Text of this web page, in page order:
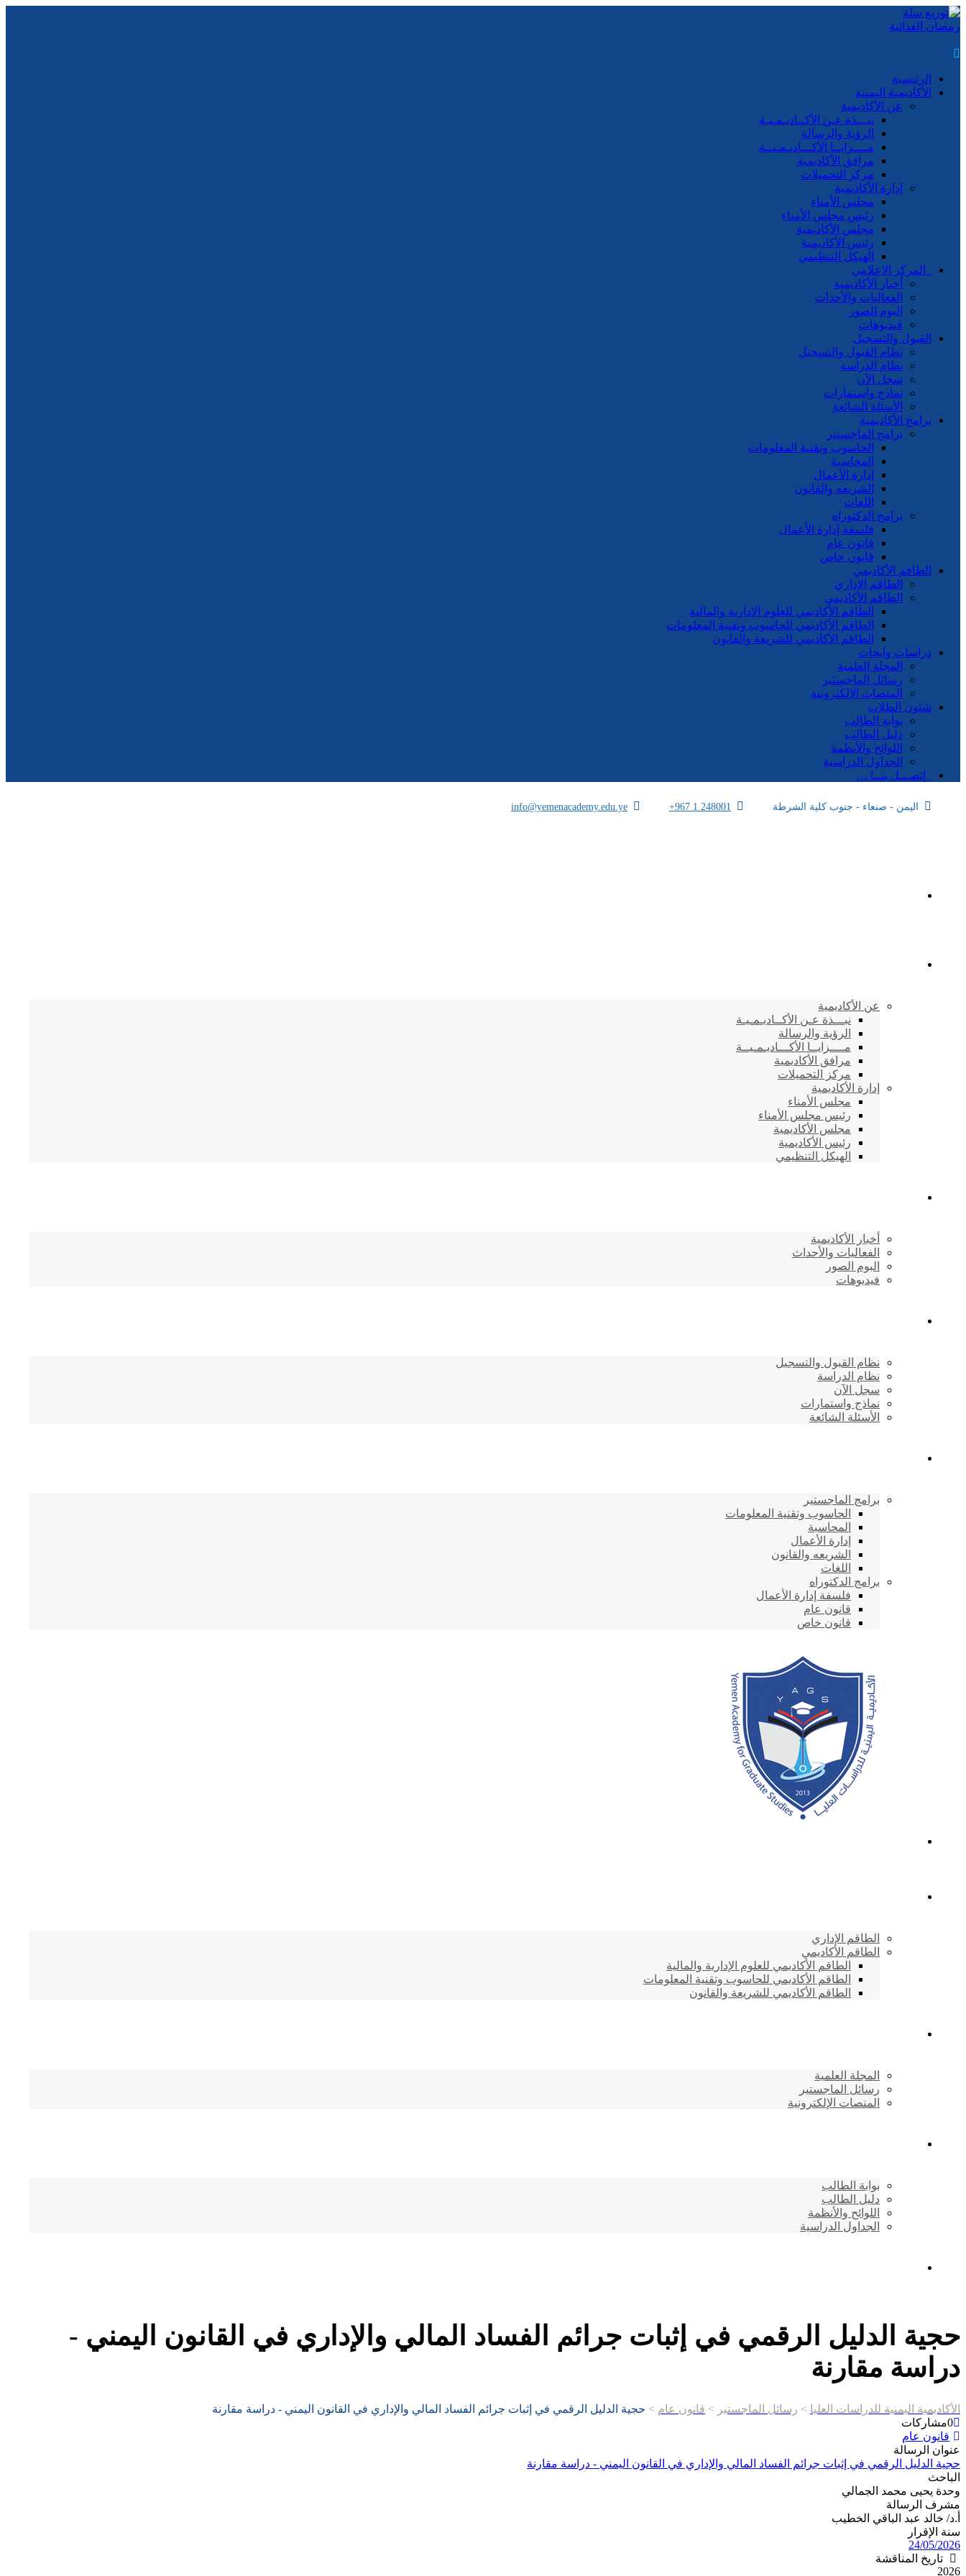
الرئيسية
الأكاديمية اليمنية
عن الأكاديمية
نبـــذة عـن الأكــاديـمـيـة
الرؤية والرسالة
مــــزايــا الأكـــاديـمـيــة
مرافق الأكاديمية
مركز التحميلات
إدارة الأكاديمية
مجلس الأمناء
رئيس مجلس الأمناء
مجلس الأكاديمية
رئيس الأكاديمية
الهيكل التنظيمي
المركز الإعلامي
أخبار الأكاديمية
الفعاليات والأحداث
البوم الصور
فيديوهات
القبول والتسجيل
نظام القبول والتسجيل
نظام الدراسة
سجل الآن
نماذج واستمارات
الأسئلة الشائعة
برامج الأكاديمية
برامج الماجستير
الحاسوب وتقنية المعلومات
المحاسبة
إدارة الأعمال
الشريعه والقانون
اللغات
برامج الدكتوراه
فلسفة إدارة الأعمال
قانون عام
قانون خاص
الطاقم الأكاديمي
الطاقم الإداري
الطاقم الأكاديمي
الطاقم الأكاديمي للعلوم الإدارية والمالية
الطاقم الأكاديمي للحاسوب وتقنية المعلومات
الطاقم الأكاديمي للشريعة والقانون
دراسات وابحاث
المجلة العلمية
رسائل الماجستير
المنصات الإلكترونية
شئون الطلاب
بوابة الطالب
دليل الطالب
اللوائح والأنظمة
الجداول الدراسية
إتصـــل بنــا …
اليمن - صنعاء - جنوب كلية الشرطة info@yemenacademy.edu.ye +967 1 248001
عن الأكاديمية
نبـــذة عـن الأكــاديـمـيـة
الرؤية والرسالة
مــــزايــا الأكـــاديـمـيــة
مرافق الأكاديمية
مركز التحميلات
إدارة الأكاديمية
مجلس الأمناء
رئيس مجلس الأمناء
مجلس الأكاديمية
رئيس الأكاديمية
الهيكل التنظيمي
أخبار الأكاديمية
الفعاليات والأحداث
البوم الصور
فيديوهات
نظام القبول والتسجيل
نظام الدراسة
سجل الآن
نماذج واستمارات
الأسئلة الشائعة
برامج الماجستير
الحاسوب وتقنية المعلومات
المحاسبة
إدارة الأعمال
الشريعه والقانون
اللغات
برامج الدكتوراه
فلسفة إدارة الأعمال
قانون عام
قانون خاص
الطاقم الإداري
الطاقم الأكاديمي
الطاقم الأكاديمي للعلوم الإدارية والمالية
الطاقم الأكاديمي للحاسوب وتقنية المعلومات
الطاقم الأكاديمي للشريعة والقانون
المجلة العلمية
رسائل الماجستير
المنصات الإلكترونية
بوابة الطالب
دليل الطالب
اللوائح والأنظمة
الجداول الدراسية
حجية الدليل الرقمي في إثبات جرائم الفساد المالي والإداري في القانون اليمني -
دراسة مقارنة
الأكاديمية اليمنية للدراسات العليا > رسائل الماجستير > قانون عام > حجية الدليل الرقمي في إثبات جرائم الفساد المالي والإداري في القانون اليمني - دراسة مقارنة
0مشاركات
قانون عام
عنوان الرسالة
حجية الدليل الرقمي في إثبات جرائم الفساد المالي والإداري في القانون اليمني - دراسة مقارنة
الباحث
وحدة يحيى محمد الجمالي
مشرف الرسالة
أ.د/ خالد عبد الباقي الخطيب
سنة الإقرار
24/05/2026
تاريخ المناقشة
2026